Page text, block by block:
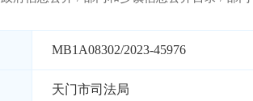
MB1A08302/2023-45976
天门市司法局